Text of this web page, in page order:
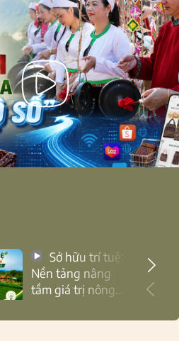
Nền tảng nâng
tầm giá trị nông